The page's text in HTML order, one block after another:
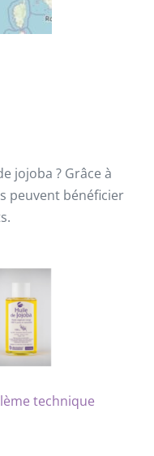
jojoba ? Grâce à
peuvent bénéficier
technique